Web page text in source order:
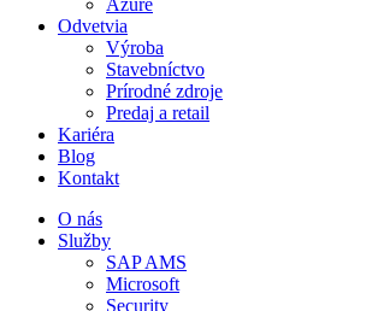
Odvetvia
Výroba
Stavebníctvo
Prírodné zdroje
Predaj a retail
Kariéra
Blog
Kontakt
O nás
Služby
SAP AMS
Microsoft
Security